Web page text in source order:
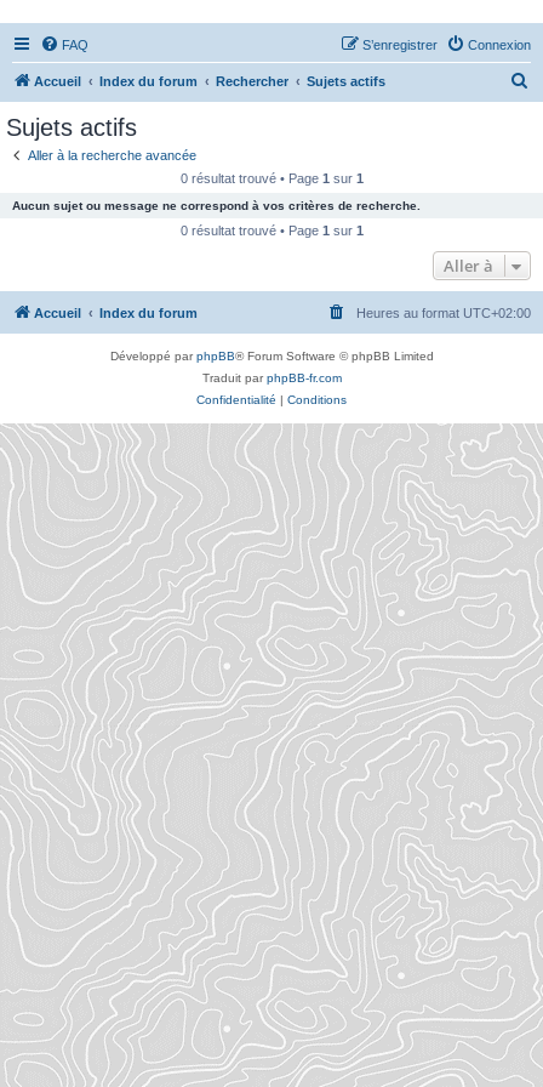
FAQ Connexion
S’enregistrer
Accueil Index du forum Rechercher Sujets actifs
c
e
Sujets actifs
Aller à la recherche avancée
0 résultat trouvé • Page 1 sur 1
Aucun sujet ou message ne correspond à vos critères de recherche.
0 résultat trouvé • Page 1 sur 1
Aller à
Accueil Index du forum Heures au format UTC+02:00
Développé parphpBB® Forum Software © phpBB Limited
Traduit parphpBB-fr.com
Confidentialité | Conditions